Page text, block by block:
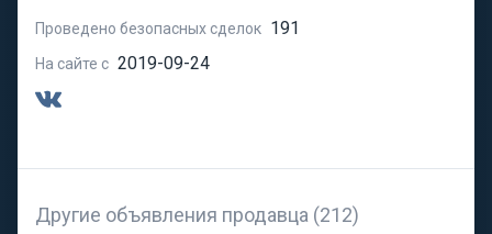
Проведено безопасных сделок 191
На сайте с 2019-09-24
Другие объявления продавца (212)